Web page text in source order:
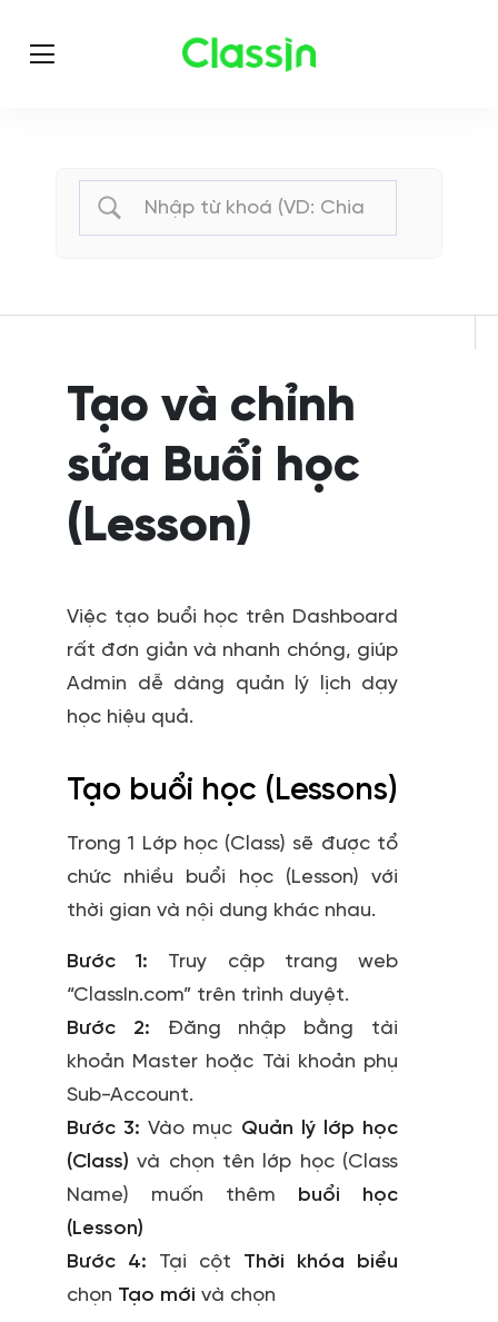
Tạo và chỉnh
sửa Buổi học
(Lesson)
Việc tạo buổi học trên Dashboard
rất đơn giản và nhanh chóng, giúp
Admin dễ dàng quản lý lịch dạy
học hiệu quả.
Tạo buổi học (Lessons)
Trong 1 Lớp học (Class) sẽ được tổ
chức nhiều buổi học (Lesson) với
thời gian và nội dung khác nhau.
Bước 1: Truy cập trang web
“ClassIn.com” trên trình duyệt.
Bước 2: Đăng nhập bằng tài
khoản Master hoặc Tài khoản phụ
Sub-Account.
Bước 3: Vào mục Quản lý lớp học
(Class) và chọn tên lớp học (Class
Name) muốn thêm buổi học
(Lesson)
Bước 4: Tại cột Thời khóa biểu
chọn Tạo mới và chọn